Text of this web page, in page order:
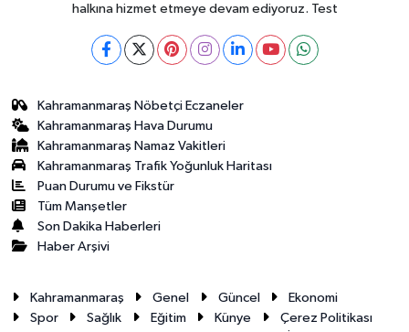
halkına hizmet etmeye devam ediyoruz. Test
Kahramanmaraş Nöbetçi Eczaneler
Kahramanmaraş Hava Durumu
Kahramanmaraş Namaz Vakitleri
Kahramanmaraş Trafik Yoğunluk Haritası
Puan Durumu ve Fikstür
Tüm Manşetler
Son Dakika Haberleri
Haber Arşivi
Kahramanmaraş Genel Güncel
Ekonomi
Spor
Sağlık Eğitim Künye
Çerez Politikası